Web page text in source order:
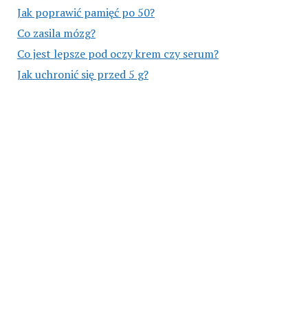
Jak poprawić pamięć po 50?
Co zasila mózg?
Co jest lepsze pod oczy krem czy serum?
Jak uchronić się przed 5 g?